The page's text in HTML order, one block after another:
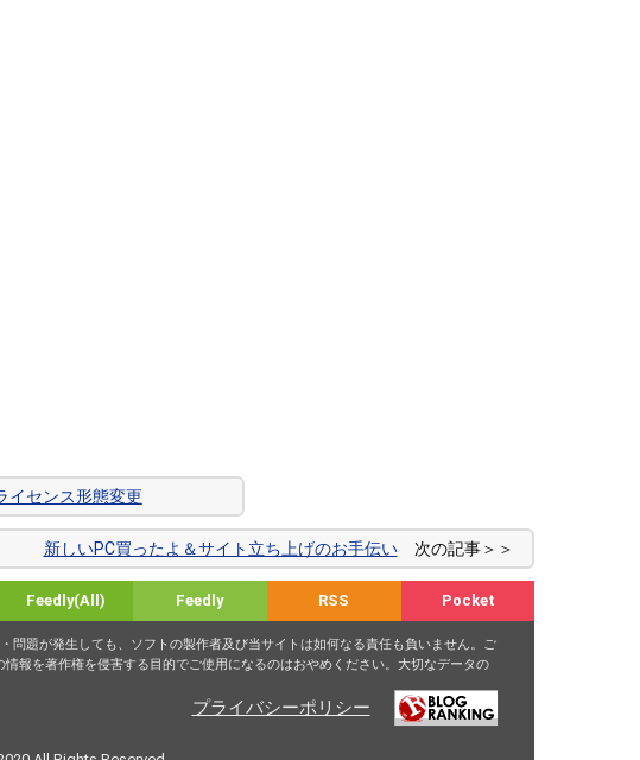
イセンス形態変更
新しいPC買ったよ＆サイト立ち上げのお手伝い次の記事＞＞
Feedly(All) Feedly RSS Pocket
問題が発生しても、ソフトの製作者及び当サイトは如何なる責任も負いません。ご
報を著作権を侵害する目的でご使用になるのはおやめください。大切なデータの
プライバシーポリシー